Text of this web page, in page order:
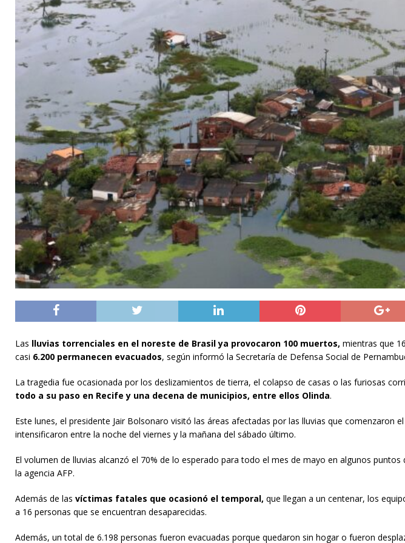
Las lluvias torrenciales en el noreste de Brasil ya provocaron 100 muertos, mientras que
casi 6.200 permanecen evacuados, según informó la Secretaría de Defensa Social de
La tragedia fue ocasionada por los deslizamientos de tierra, el colapso de casas o las furiosas
todo a su paso en Recife y una decena de municipios, entre ellos Olinda.
Este lunes, el presidente Jair Bolsonaro visitó las áreas afectadas por las lluvias que comenzaron
intensificaron entre la noche del viernes y la mañana del sábado último.
El volumen de lluvias alcanzó el 70% de lo esperado para todo el mes de mayo en algunos
la agencia AFP.
Además de las víctimas fatales que ocasionó el temporal, que llegan a un centenar, los
a 16 personas que se encuentran desaparecidas.
Además, un total de 6.198 personas fueron evacuadas porque quedaron sin hogar o fueron